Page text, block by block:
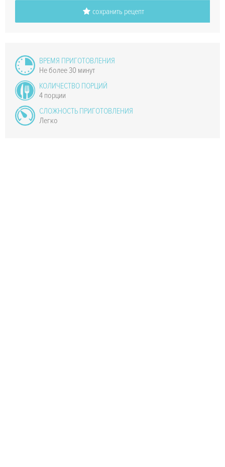
сохранить рецепт
ВРЕМЯ ПРИГОТОВЛЕНИЯ
Не более 30 минут
КОЛИЧЕСТВО ПОРЦИЙ
4 порции
СЛОЖНОСТЬ ПРИГОТОВЛЕНИЯ
Легко